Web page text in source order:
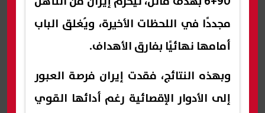
مجددًا في اللحظات الأخيرة، ويُغلق الباب
أمامها نهائيًا بفارق الأهداف.
وبهذه النتائج، فقدت إيران فرصة العبور
إلى الأدوار الإقصائية رغم أدائها القوي